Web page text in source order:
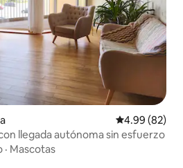
Calificación
4.99 (82)
llegada autónoma sin esfuerzo
· Mascotas